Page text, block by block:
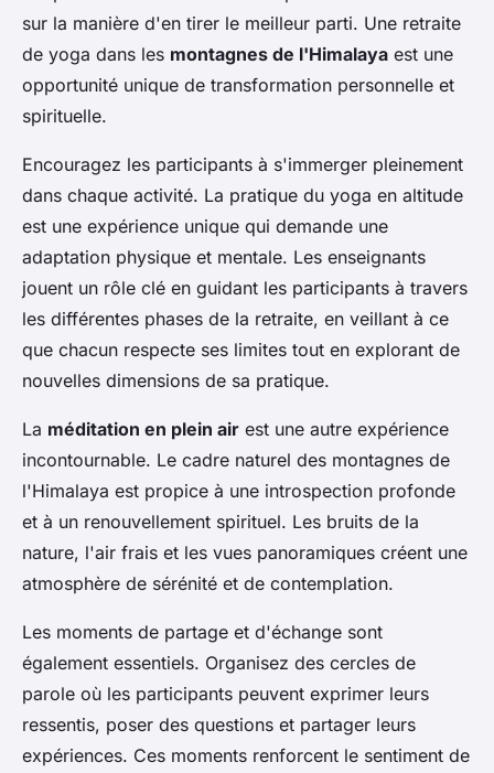
sur la manière d'en tirer le meilleur parti. Une retraite
de yoga dans les montagnes de l'Himalaya est une
opportunité unique de transformation personnelle et
spirituelle.
Encouragez les participants à s'immerger pleinement
dans chaque activité. La pratique du yoga en altitude
est une expérience unique qui demande une
adaptation physique et mentale. Les enseignants
jouent un rôle clé en guidant les participants à travers
les différentes phases de la retraite, en veillant à ce
que chacun respecte ses limites tout en explorant de
nouvelles dimensions de sa pratique.
La méditation en plein air est une autre expérience
incontournable. Le cadre naturel des montagnes de
l'Himalaya est propice à une introspection profonde
et à un renouvellement spirituel. Les bruits de la
nature, l'air frais et les vues panoramiques créent une
atmosphère de sérénité et de contemplation.
Les moments de partage et d'échange sont
également essentiels. Organisez des cercles de
parole où les participants peuvent exprimer leurs
ressentis, poser des questions et partager leurs
expériences. Ces moments renforcent le sentiment de